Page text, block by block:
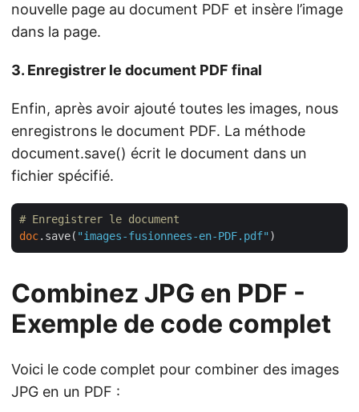
nouvelle page au document PDF et insère l’image
dans la page.
3. Enregistrer le document PDF final
Enfin, après avoir ajouté toutes les images, nous
enregistrons le document PDF. La méthode
document.save() écrit le document dans un
fichier spécifié.
# Enregistrer le document
doc.save( "images-fusionnees-en-PDF.pdf"
Combinez JPG en PDF -
Exemple de code complet
Voici le code complet pour combiner des images
JPG en un PDF :